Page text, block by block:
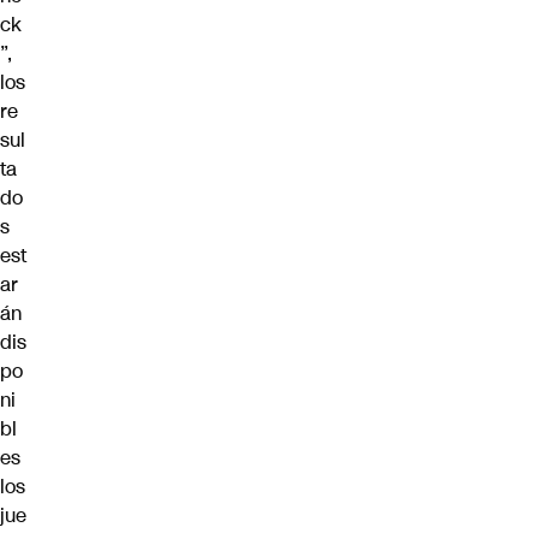
ck
”,
los
re
sul
ta
do
s
est
ar
án
dis
po
ni
bl
es
los
jue